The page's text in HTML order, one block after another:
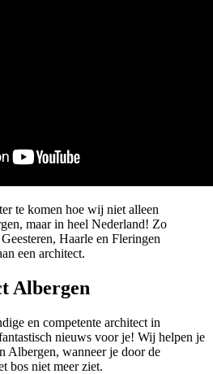
te komen hoe wij niet alleen
maar in heel Nederland! Zo
Haarle en Fleringen
een architect.
Albergen
en competente architect in
nieuws voor je! Wij helpen je
Albergen, wanneer je door de
bos niet meer ziet.